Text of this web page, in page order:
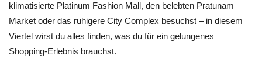
klimatisierte Platinum Fashion Mall, den belebten Pratunam
Market oder das ruhigere City Complex besuchst – in diesem
Viertel wirst du alles finden, was du für ein gelungenes
Shopping-Erlebnis brauchst.